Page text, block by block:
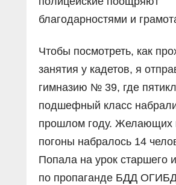
благодарностями и
Чтобы посмотреть, как
занятия у кадетов, я
гимназию № 39, где
подшефный класс
прошлом году. Желающих
погоны набралось 14
Попала на урок старшего
по пропаганде БДД